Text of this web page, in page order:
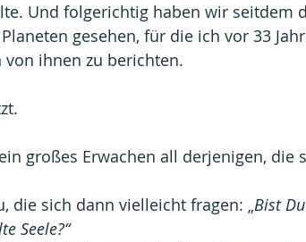
Und folgerichtig haben wir seitdem
gesehen, für die ich vor 33
ihnen zu berichten.
großes Erwachen all derjenigen, die
die sich dann vielleicht fragen: „Bist
Seele?“